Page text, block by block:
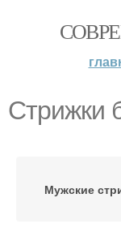
Стрижки
Мужские